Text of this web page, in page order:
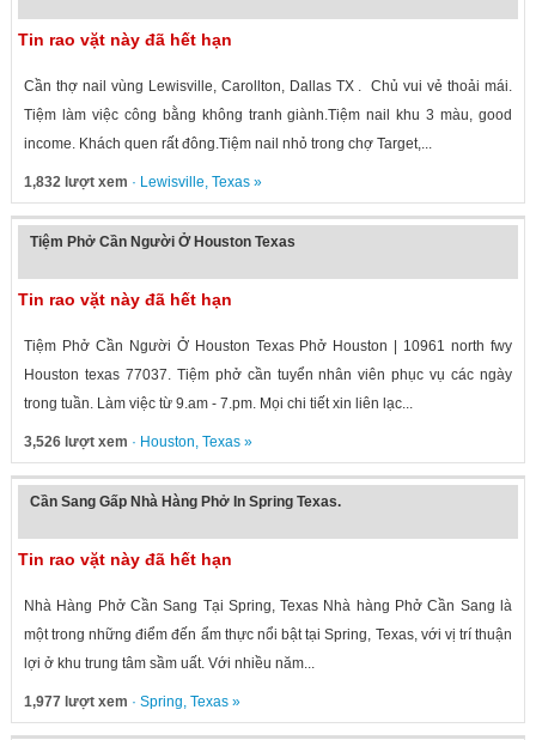
Tin rao vặt này đã hết hạn
Cần thợ nail vùng Lewisville, Carollton, Dallas TX . Chủ vui vẻ thoải mái.
Tiệm làm việc công bằng không tranh giành.Tiệm nail khu 3 màu, good
income. Khách quen rất đông.Tiệm nail nhỏ trong chợ Target,...
1,832 lượt xem · Lewisville, Texas»
Tiệm Phở Cần Người Ở Houston Texas
Tin rao vặt này đã hết hạn
Tiệm Phở Cần Người Ở Houston Texas Phở Houston | 10961 north fwy
Houston texas 77037. Tiệm phở cần tuyển nhân viên phục vụ các ngày
trong tuần. Làm việc từ 9.am - 7.pm. Mọi chi tiết xin liên lạc...
3,526 lượt xem · Houston, Texas»
Cần Sang Gấp Nhà Hàng Phở In Spring Texas.
Tin rao vặt này đã hết hạn
Nhà Hàng Phở Cần Sang Tại Spring, Texas Nhà hàng Phở Cần Sang là
một trong những điểm đến ẩm thực nổi bật tại Spring, Texas, với vị trí thuận
lợi ở khu trung tâm sầm uất. Với nhiều năm...
1,977 lượt xem · Spring, Texas»